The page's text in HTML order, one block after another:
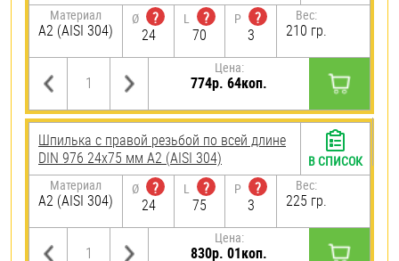
Материал
А2 (AISI 304)
Ø
?
24
L
?
70
P
?
3
Вес:
210 гр.
Цена:
774р. 64коп.
Шпилька с правой резьбой по всей длине
DIN 976 24х75 мм А2 (AISI 304)
Материал
А2 (AISI 304)
Ø
?
24
L
?
75
P
?
3
Вес:
225 гр.
Цена:
830р. 01коп.
В СПИСОК